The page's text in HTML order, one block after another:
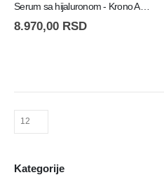
Serum sa hijaluronom - Krono Age Serum - 30 ml
8.970,00 RSD
Kategorije